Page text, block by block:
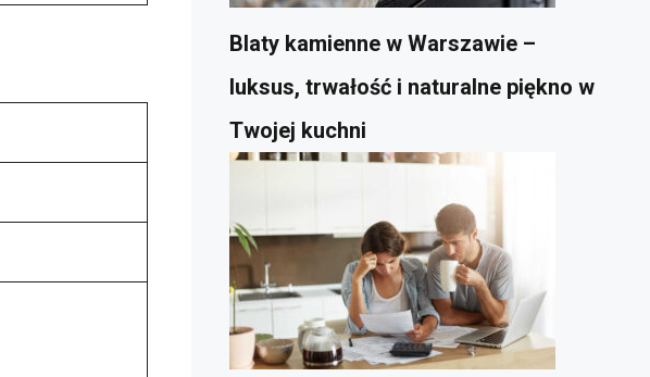
Blaty kamienne w Warszawie –
luksus, trwałość i naturalne piękno w
Twojej kuchni